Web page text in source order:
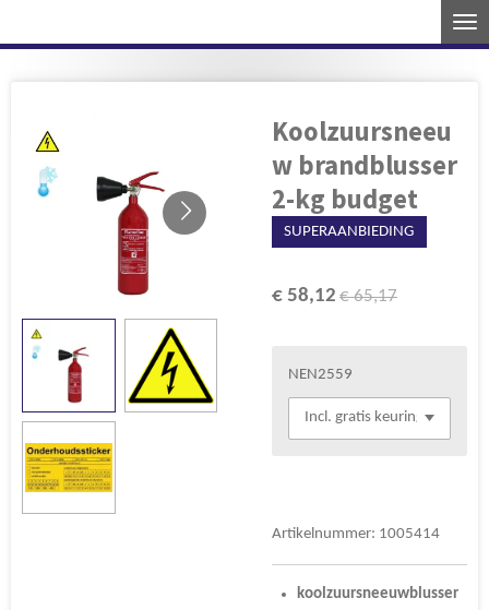
direct
hoofdinhoud
Koolzuursneeu
w brandblusser
2-kg budget
SUPERAANBIEDING
€ 58,12 € 65,17
NEN2559
Artikelnummer: 1005414
koolzuursneeuwblusser